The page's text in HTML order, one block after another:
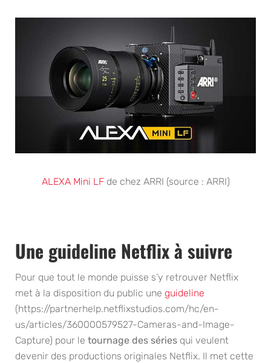
ALEXA Mini LFde chez ARRI (source : ARRI)
Une guideline Netflix à suivre
Pour que tout le monde puisse s’y retrouver Netflix
met à la disposition du public une guideline
(https://partnerhelp.netflixstudios.com/hc/en-
us/articles/360000579527-Cameras-and-Image-
Capture) pour le tournage des séries qui veulent
devenir des productions originales Netflix. Il met cette